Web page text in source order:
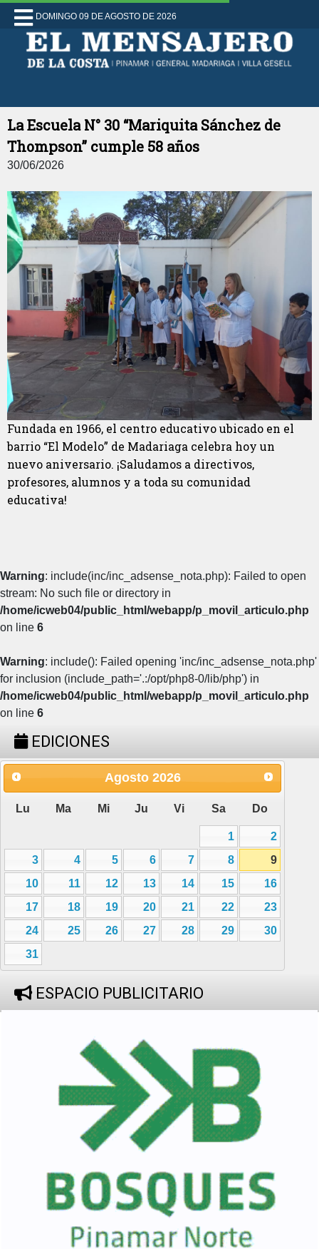
DOMINGO 09 DE AGOSTO DE 2026
La Escuela N° 30 “Mariquita Sánchez de
Thompson” cumple 58 años
30/06/2026
Fundada en 1966, el centro educativo ubicado en el
barrio “El Modelo” de Madariaga celebra hoy un
nuevo aniversario. ¡Saludamos a directivos,
profesores, alumnos y a toda su comunidad
educativa!
Warning: include(inc/inc_adsense_nota.php): Failed to open
stream: No such file or directory in
/home/icweb04/public_html/webapp/p_movil_articulo.php
on line 6
Warning: include(): Failed opening 'inc/inc_adsense_nota.php'
for inclusion (include_path='.:/opt/php8-0/lib/php') in
/home/icweb04/public_html/webapp/p_movil_articulo.php
on line 6
EDICIONES
Agosto 2026
Lu Ma Mi Ju Vi Sa Do
1
2
3
4 5 6 7 8
9
10
11 12 13 14 15
16
17
18 19 20 21 22
23
24
25 26 27 28 29
30
31
ESPACIO PUBLICITARIO